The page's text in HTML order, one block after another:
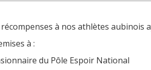
à nos athlètes aubinois
à :
du Pôle Espoir National